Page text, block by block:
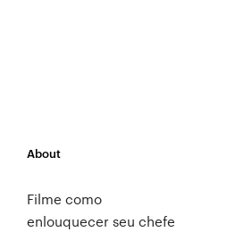
About
Filme como
enlouquecer seu chefe